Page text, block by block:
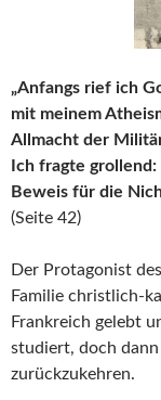
„Anfangs rief ich
mit meinem
Allmacht der
Ich fragte
Beweis für die
(Seite 42)
Der Protagonist
Familie christlich-
Frankreich gelebt
studiert, doch
zurückzukehren.